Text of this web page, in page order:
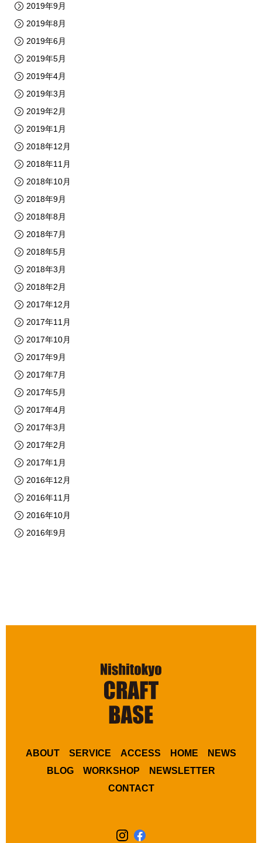
2019年9月
2019年8月
2019年6月
2019年5月
2019年4月
2019年3月
2019年2月
2019年1月
2018年12月
2018年11月
2018年10月
2018年9月
2018年8月
2018年7月
2018年5月
2018年3月
2018年2月
2017年12月
2017年11月
2017年10月
2017年9月
2017年7月
2017年5月
2017年4月
2017年3月
2017年2月
2017年1月
2016年12月
2016年11月
2016年10月
2016年9月
ABOUT SERVICE ACCESS HOME
NEWS
BLOG
WORKSHOP
NEWSLETTER
CONTACT